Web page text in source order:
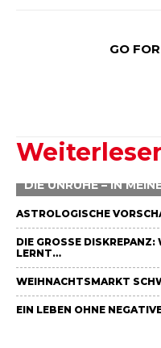
GO
DIE UNRUHE – IN
ASTROLOGISCHE
DIE GROSSE DISKREPANZ:
ERNT…
WEIHNACHTSMARKT
EIN LEBEN OHNE